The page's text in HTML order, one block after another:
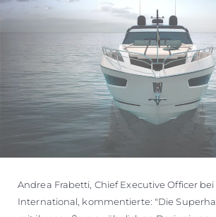
Andrea Frabetti, Chief Executive Officer
International, kommentierte: "Die